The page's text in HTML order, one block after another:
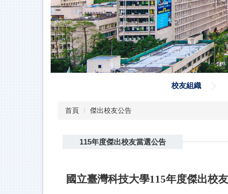
校友組織
首頁 傑出校友公告
115年度傑出校友當選公告
國立臺灣科技大學115年度傑出校